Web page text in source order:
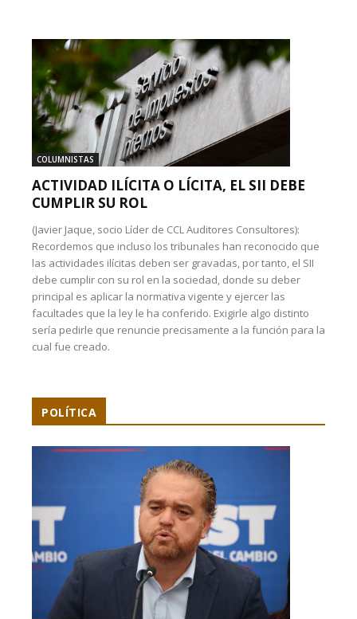
COLUMNISTAS
ACTIVIDAD ILÍCITA O LÍCITA, EL SII DEBE
CUMPLIR SU ROL
(Javier Jaque, socio Líder de CCL Auditores Consultores):
Recordemos que incluso los tribunales han reconocido que
las actividades ilícitas deben ser gravadas, por tanto, el SII
debe cumplir con su rol en la sociedad, donde su deber
principal es aplicar la normativa vigente y ejercer las
facultades que la ley le ha conferido. Exigirle algo distinto
sería pedirle que renuncie precisamente a la función para la
cual fue creado.
POLÍTICA